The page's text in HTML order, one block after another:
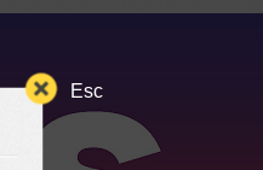
Esc